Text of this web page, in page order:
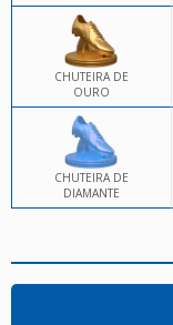
CHUTEIRA DE
OURO
CHUTEIRA DE
DIAMANTE